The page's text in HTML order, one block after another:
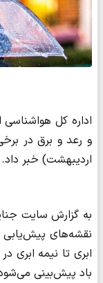
اداره کل
اردیبهشت) خبر داد.
به گزارش سایت
نقشه‌های پیش‌یابی
ابری تا نیمه ابری
باد پیش‌بینی